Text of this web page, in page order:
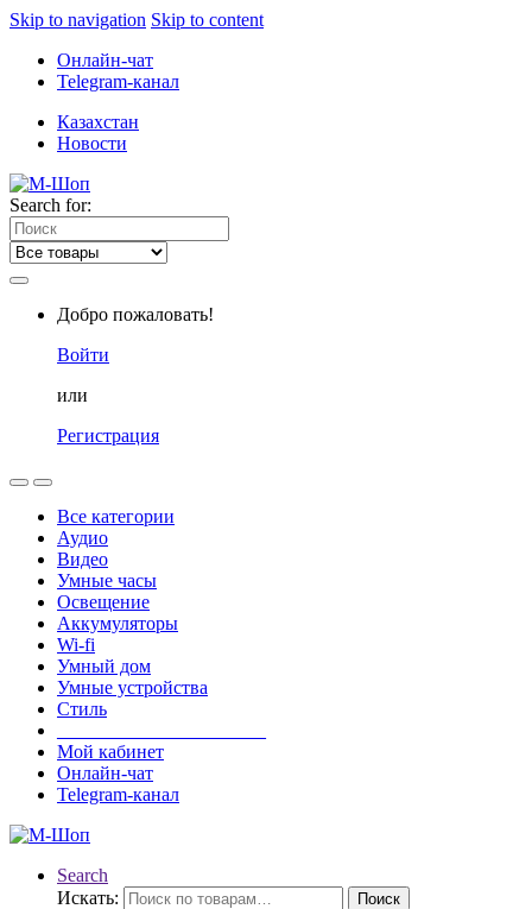
Skip to navigation Skip to content
Онлайн-чат
Telegram-канал
Казахстан
Новости
Search for:
Добро пожаловать!
Войти
или
Регистрация
Все категории
Аудио
Видео
Умные часы
Освещение
Аккумуляторы
Wi-fi
Умный дом
Умные устройства
Стиль
Мой кабинет
Онлайн-чат
Telegram-канал
Search
Искать:
Поиск